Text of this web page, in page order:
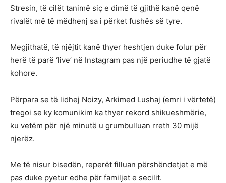
Stresin, të cilët tanimë siç e dimë të gjithë kanë qenë
rivalët më të mëdhenj sa i përket fushës së tyre.
Megjithatë, të njëjtit kanë thyer heshtjen duke folur për
herë të parë ‘live’ në Instagram pas një periudhe të gjatë
kohore.
Përpara se të lidhej Noizy, Arkimed Lushaj (emri i vërtetë)
tregoi se ky komunikim ka thyer rekord shikueshmërie,
ku vetëm për një minutë u grumbulluan rreth 30 mijë
njerëz.
Me të nisur bisedën, reperët filluan përshëndetjet e më
pas duke pyetur edhe për familjet e secilit.